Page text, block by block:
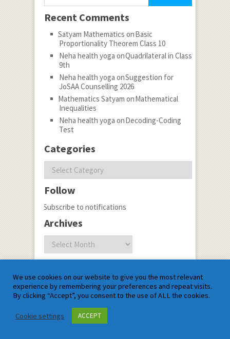
Recent Comments
Satyam Mathematics onBasic
Proportionality Theorem Class 10
Neha health yoga onQuadrilateral in Class
9th
Neha health yoga onSuggestion for
JoSAA Counselling 2026
Mathematics Satyam onMathematical
Inequalities
Neha health yoga onDecoding-Coding
Test
Categories
Categories
Follow
Subscribe to notifications
Archives
Archives
Children Affected by
Technology:9 Top Tips to
Know Side Effects of
Technology
We use cookies on our website to give you the most relevant
experience by remembering your preferences and repeat visits.
By clicking “Accept”, you consent to the use of ALL the cookies.
Cookie settings ACCEPT